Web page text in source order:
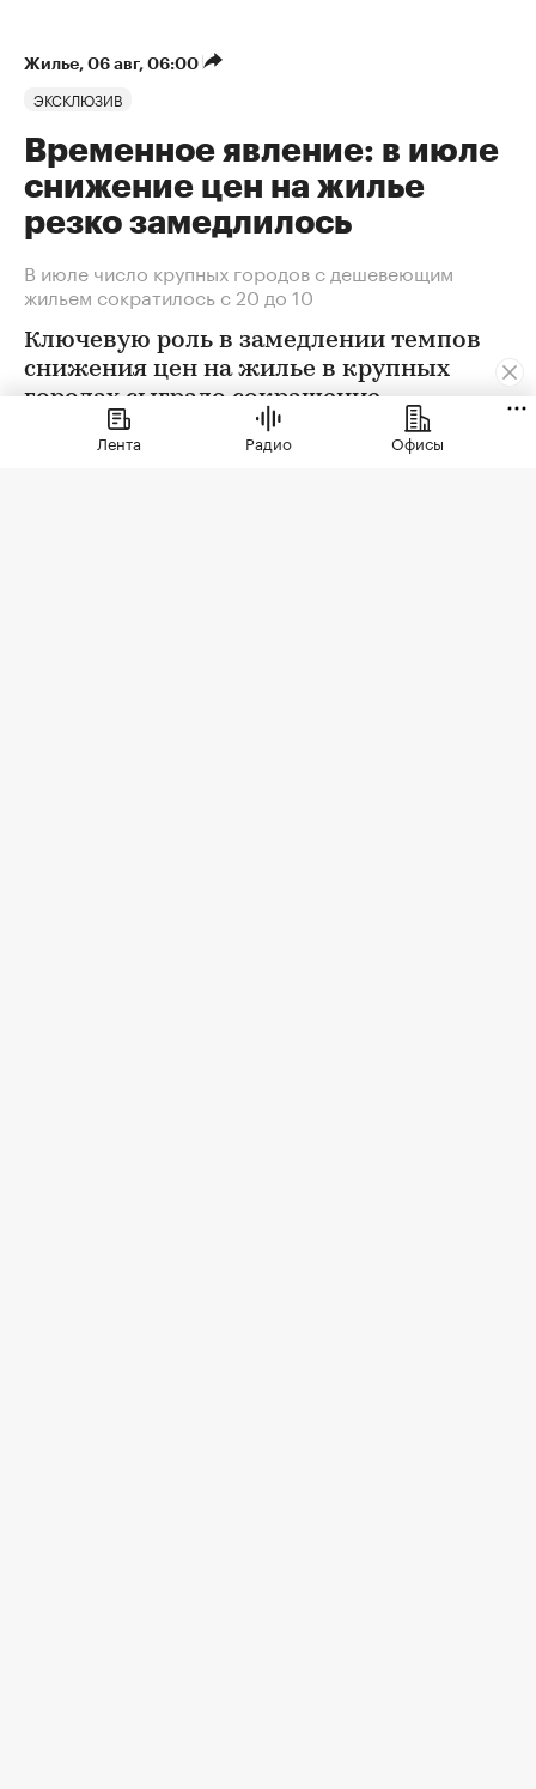
Жилье⁠, 06 авг, 06:00
ЭКСКЛЮЗИВ
Временное явление: в июле
снижение цен на жилье
резко замедлилось
В июле число крупных городов с дешевеющим
жильем сократилось с 20 до 10
Ключевую роль в замедлении темпов
снижения цен на жилье в крупных
городах сыграло сокращение
предложения. В условиях
сохраняющейся неопределенности
Лента Радио Офисы